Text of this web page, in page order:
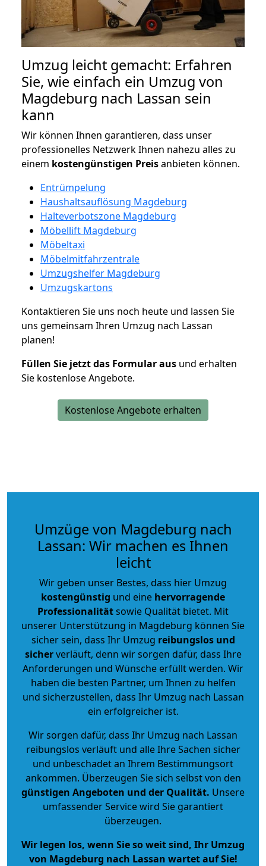
Umzug leicht gemacht: Erfahren
Sie, wie einfach ein Umzug von
Magdeburg nach Lassan sein
kann
Wir können Ihnen garantieren, dass unser
professionelles Netzwerk Ihnen nahezu alles zu
einem kostengünstigen Preisanbieten können.
Entrümpelung
Haushaltsauflösung Magdeburg
Halteverbotszone Magdeburg
Möbellift Magdeburg
Möbeltaxi
Möbelmitfahrzentrale
Umzugshelfer Magdeburg
Umzugskartons
Kontaktieren Sie uns noch heute und lassen Sie
uns gemeinsam Ihren Umzug nach Lassan
planen!
Füllen Sie jetzt das Formular aus und erhalten
Sie kostenlose Angebote.
Kostenlose Angebote erhalten
Umzüge von Magdeburg nach
Lassan: Wir machen es Ihnen
leicht
Wir geben unser Bestes, dass hier Umzug
kostengünstig und eine hervorragende
Professionalitätsowie Qualität bietet. Mit
unserer Unterstützung in Magdeburg können Sie
sicher sein, dass Ihr Umzug reibungslos und
sicherverläuft, denn wir sorgen dafür, dass Ihre
Anforderungen und Wünsche erfüllt werden. Wir
haben die besten Partner, um Ihnen zu helfen
und sicherzustellen, dass Ihr Umzug nach Lassan
ein erfolgreicher ist.
Wir sorgen dafür, dass Ihr Umzug nach Lassan
reibungslos verläuft und alle Ihre Sachen sicher
und unbeschadet an Ihrem Bestimmungsort
ankommen. Überzeugen Sie sich selbst von den
günstigen Angeboten und der Qualität. Unsere
umfassender Service wird Sie garantiert
überzeugen.
Wir legen los, wenn Sie so weit sind, Ihr Umzug
von Magdeburg nach Lassan wartet auf Sie!